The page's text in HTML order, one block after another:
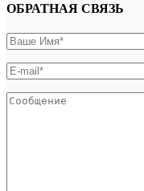
ОБРАТНАЯ СВЯЗЬ